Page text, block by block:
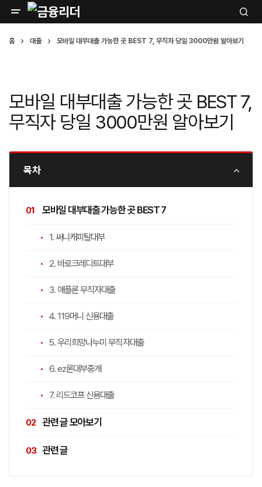
홈 대출 모바일 대부대출 가능한 곳 BEST 7, 무직자 당일 3000만원 알아보기
모바일 대부대출 가능한 곳 BEST 7,
무직자 당일 3000만원 알아보기
목차
모바일 대부대출 가능한 곳 BEST 7
1. 써니캐피탈대부
2. 바로크레디트대부
3. 애플론 무직자대출
4. 119머니 신용대출
5. 우리희망나누미 무직자대출
6. ez론대부중개
7. 리드코프 신용대출
관련 글 모아보기
관련 글